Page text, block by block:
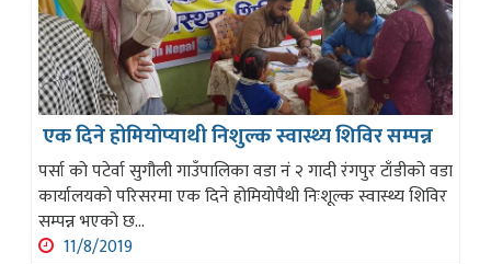
एक दिने होमियोप्याथी निशुल्क स्वास्थ्य शिविर सम्पन्न
पर्सा को पटेर्वा सुगौली गाउँपालिका वडा नं २ गादी रंगपुर टाँडीको वडा
कार्यालयको परिसरमा एक दिने होमियोपैथी निःशूल्क स्वास्थ्य शिविर
सम्पन्न भएको छ...
11/8/2019